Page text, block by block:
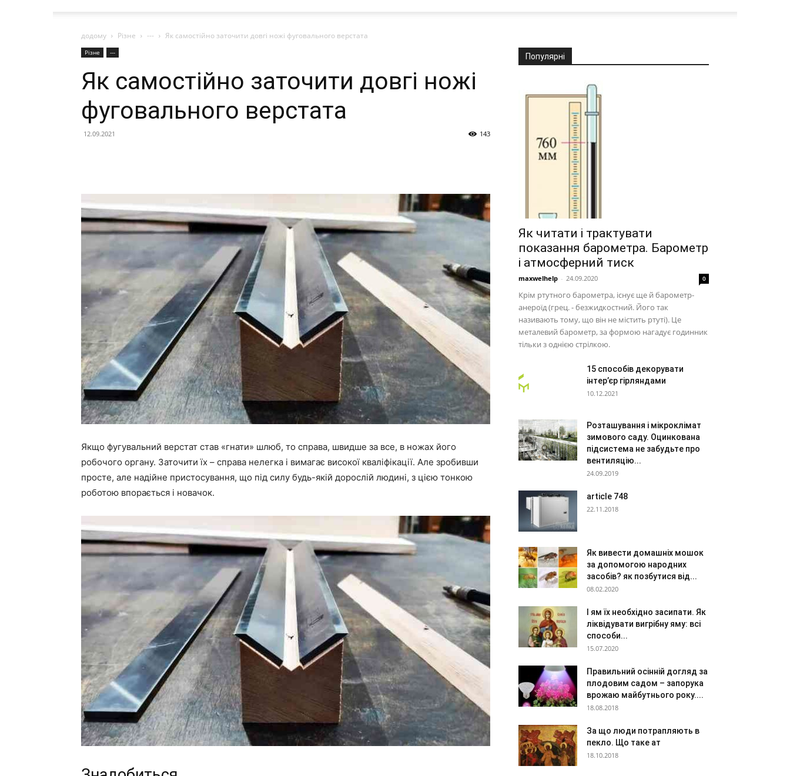
додому Різне --- Як самостійно заточити довгі ножі фуговального верстата
Різне ---
Як самостійно заточити довгі ножі
фуговального верстата
12.09.2021 143
Якщо фугувальний верстат став «гнати» шлюб, то справа, швидше за все, в ножах його
робочого органу. Заточити їх – справа нелегка і вимагає високої кваліфікації. Але зробивши
просте, але надійне пристосування, що під силу будь-якій дорослій людині, з цією тонкою
роботою впорається і новачок.
Популярні
Як читати і трактувати
показання барометра. Барометр
і атмосферний тиск
maxwelhelp - 24.09.2020 0
Крім ртутного барометра, існує ще й барометр-
анероїд (грец. - безжидкостний. Його так
називають тому, що він не містить ртуті). Це
металевий барометр, за формою нагадує годинник
тільки з однією стрілкою.
15 способів декорувати
інтер’єр гірляндами
10.12.2021
Розташування і мікроклімат
зимового саду. Оцинкована
підсистема не забудьте про
вентиляцію...
24.09.2019
article 748
22.11.2018
Як вивести домашніх мошок
за допомогою народних
засобів? як позбутися від...
08.02.2020
І ям їх необхідно засипати. Як
ліквідувати вигрібну яму: всі
способи...
15.07.2020
Правильний осінній догляд за
плодовим садом – запорука
врожаю майбутнього року....
18.08.2018
За що люди потрапляють в
пекло. Що таке ат
18.10.2018